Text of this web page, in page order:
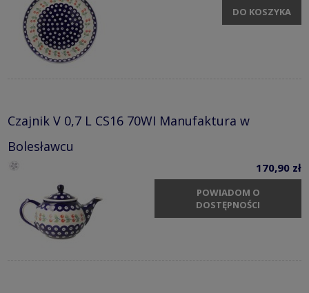
DO KOSZYKA
Czajnik V 0,7 L CS16 70WI Manufaktura w
Bolesławcu
170,90 zł
POWIADOM O
DOSTĘPNOŚCI